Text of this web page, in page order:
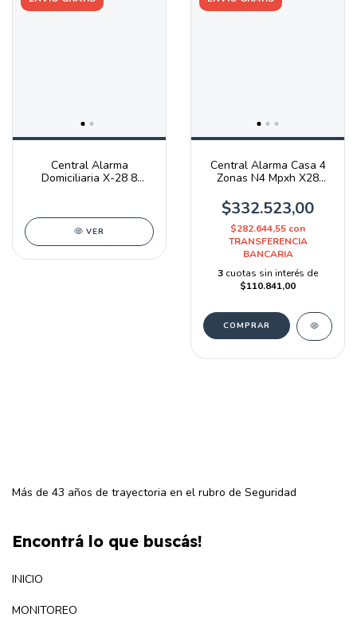
Central Alarma
Domiciliaria X-28 8
VER
Central Alarma Casa 4
Zonas N4 Mpxh X28
$332.523,00
$282.644,55 con
TRANSFERENCIA
BANCARIA
3 cuotas sin interés de
$110.841,00
Más de 43 años de trayectoria en el rubro de Seguridad
Encontrá lo que buscás!
INICIO
MONITOREO